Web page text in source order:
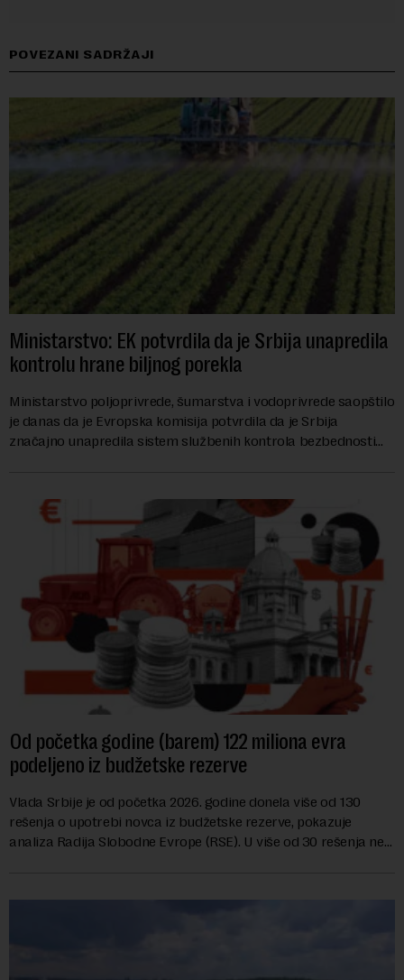
POVEZANI SADRŽAJI
Ministarstvo: EK potvrdila da je Srbija unapredila
kontrolu hrane biljnog porekla
Ministarstvo poljoprivrede, šumarstva i vodoprivrede saopštilo
je danas da je Evropska komisija potvrdila da je Srbija
značajno unapredila sistem službenih kontrola bezbednosti
Od početka godine (barem) 122 miliona evra
podeljeno iz budžetske rezerve
Vlada Srbije je od početka 2026. godine donela više od 130
rešenja o upotrebi novca iz budžetske rezerve, pokazuje
analiza Radija Slobodne Evrope (RSE). U više od 30 rešenja ne